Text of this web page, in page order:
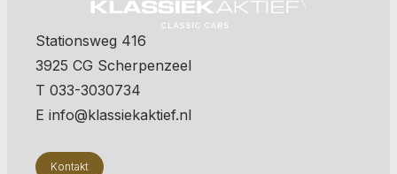
Stationsweg 416
3925 CG Scherpenzeel
T 033-3030734
E info@klassiekaktief.nl
Kontakt